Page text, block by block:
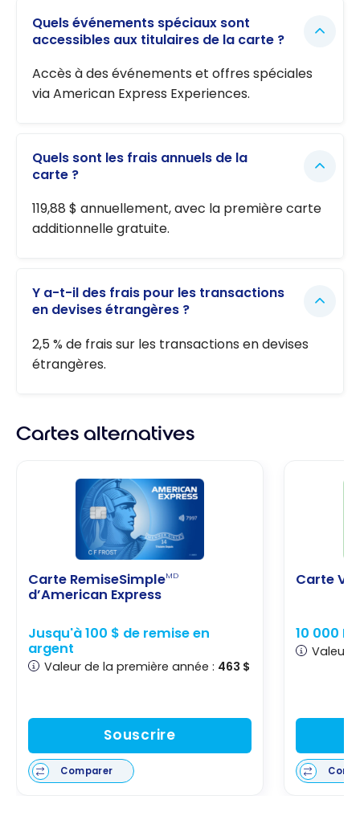
Quels événements spéciaux sont
accessibles aux titulaires de la carte ?
Accès à des événements et offres spéciales
via American Express Experiences.
Quels sont les frais annuels de la
carte ?
119,88 $ annuellement, avec la première carte
additionnelle gratuite.
Y a-t-il des frais pour les transactions
en devises étrangères ?
2,5 % de frais sur les transactions en devises
étrangères.
Cartes alternatives
Carte RemiseSimpleMD
d’American Express
Jusqu'à 100 $ de remise en
argent
Valeur de la première année : 463 $
Souscrire
Comparer
Carte
10 000
Valeur